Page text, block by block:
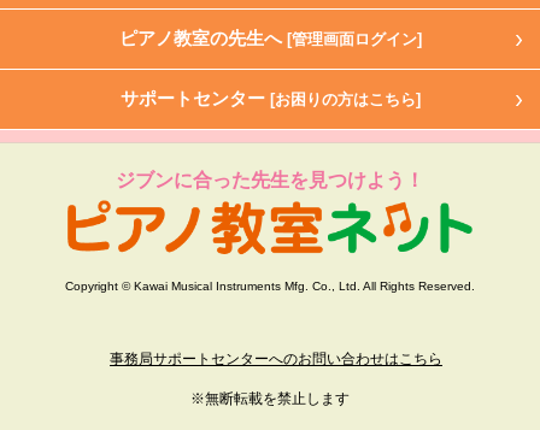
ピアノ教室の先生へ [管理画面ログイン]
サポートセンター [お困りの方はこちら]
ジブンに合った先生を見つけよう！
Copyright © Kawai Musical Instruments Mfg. Co., Ltd. All Rights Reserved.
事務局サポートセンターへのお問い合わせはこちら
※無断転載を禁止します